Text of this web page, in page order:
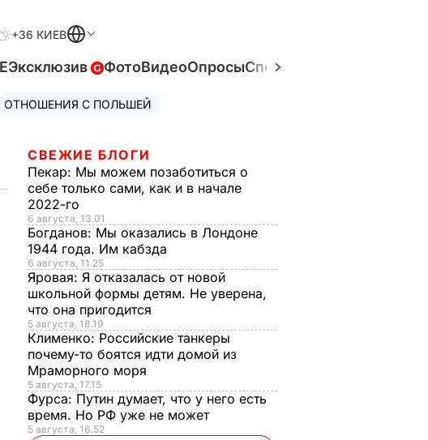
+36 КИЕВ
Эксклюзив ФотоВидеоОпросыСпецпроекты
ОТНОШЕНИЯ С ПОЛЬШЕЙ
СВЕЖИЕ БЛОГИ
Пекар: Мы можем позаботиться о
себе только сами, как и в начале
2022-го
6 августа, 13.01
Богданов: Мы оказались в Лондоне
1944 года. Им кабзда
6 августа, 11.25
Яровая: Я отказалась от новой
школьной формы детям. Не уверена,
что она пригодится
5 августа, 18.19
Клименко: Российские танкеры
почему-то боятся идти домой из
Мраморного моря
5 августа, 17.15
Фурса: Путин думает, что у него есть
время. Но РФ уже не может
5 августа, 16.52